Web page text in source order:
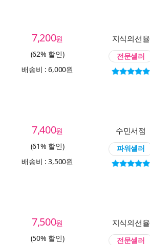
7,200원
(62% 할인)
배송비 : 6,000원
지식의선율
전문셀러
7,400원
(61% 할인)
배송비 : 3,500원
수민서점
파워셀러
7,500원
(50% 할인)
지식의선율
전문셀러